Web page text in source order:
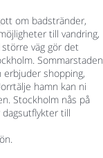
om badstränder,
till vandring,
väg gör det
Sommarstaden
shopping,
hamn kan ni
Stockholm nås på
till